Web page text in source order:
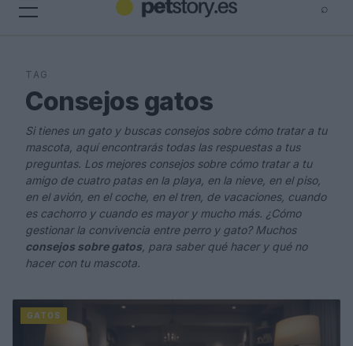
⌕
TAG
Consejos gatos
Si tienes un gato y buscas consejos sobre cómo tratar a tu
mascota, aquí encontrarás todas las respuestas a tus
preguntas. Los mejores consejos sobre cómo tratar a tu
amigo de cuatro patas en la playa, en la nieve, en el piso,
en el avión, en el coche, en el tren, de vacaciones, cuando
es cachorro y cuando es mayor y mucho más. ¿Cómo
gestionar la convivencia entre perro y gato? Muchos
consejos sobre gatos , para saber qué hacer y qué no
hacer con tu mascota.
GATOS